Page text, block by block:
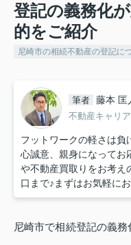
登記の義務化
的をご紹介
尼崎市の相続不動産の登記に
筆者 藤本 匡
不動産キャリ
フットワークの軽さは負
心誠意、親身になってお
や不動産買取りをお考え
口まで♪まずはお気軽に
尼崎市で相続登記の義